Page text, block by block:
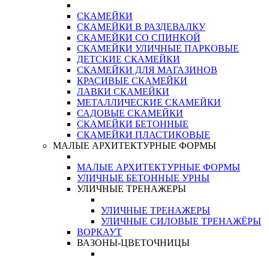
СКАМЕЙКИ
СКАМЕЙКИ В РАЗДЕВАЛКУ
СКАМЕЙКИ СО СПИНКОЙ
СКАМЕЙКИ УЛИЧНЫЕ ПАРКОВЫЕ
ДЕТСКИЕ СКАМЕЙКИ
СКАМЕЙКИ ДЛЯ МАГАЗИНОВ
КРАСИВЫЕ СКАМЕЙКИ
ЛАВКИ СКАМЕЙКИ
МЕТАЛЛИЧЕСКИЕ СКАМЕЙКИ
САДОВЫЕ СКАМЕЙКИ
СКАМЕЙКИ БЕТОННЫЕ
СКАМЕЙКИ ПЛАСТИКОВЫЕ
МАЛЫЕ АРХИТЕКТУРНЫЕ ФОРМЫ
МАЛЫЕ АРХИТЕКТУРНЫЕ ФОРМЫ
УЛИЧНЫЕ БЕТОННЫЕ УРНЫ
УЛИЧНЫЕ ТРЕНАЖЕРЫ
УЛИЧНЫЕ ТРЕНАЖЕРЫ
УЛИЧНЫЕ СИЛОВЫЕ ТРЕНАЖЁРЫ
ВОРКАУТ
ВАЗОНЫ-ЦВЕТОЧНИЦЫ